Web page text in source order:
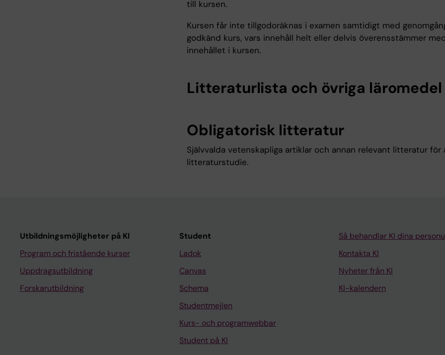
till kursen.
Kursen får inte tillgodoräknas i examen samtidigt med
godkänd kurs, vars innehåll helt eller delvis överensstämmer
innehållet i kursen.
Litteraturlista och övriga läromedel
Obligatorisk litteratur
Självvalda vetenskapliga artiklar och annan relevant litteratur för
litteraturstudie.
Utbildningsmöjligheter på KI
Program och fristående kurser
Uppdragsutbildning
Forskarutbildning
Student
Ladok
Canvas
Schema
Studentmejlen
Kurs- och programwebbar
Student på KI
Så behandlar KI dina
Kontakta KI
Nyheter från KI
KI-kalendern